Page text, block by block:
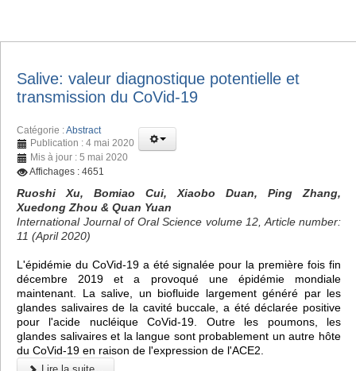
Salive: valeur diagnostique potentielle et
transmission du CoVid-19
Catégorie :Abstract
Publication : 4 mai 2020
Mis à jour : 5 mai 2020
Affichages : 4651
Ruoshi Xu, Bomiao Cui, Xiaobo Duan, Ping Zhang,
Xuedong Zhou & Quan Yuan
International Journal of Oral Science volume 12, Article number:
11 (April 2020)
L'épidémie du CoVid-19 a été signalée pour la première fois fin
décembre 2019 et a provoqué une épidémie mondiale
maintenant. La salive, un biofluide largement généré par les
glandes salivaires de la cavité buccale, a été déclarée positive
pour l'acide nucléique CoVid-19. Outre les poumons, les
glandes salivaires et la langue sont probablement un autre hôte
du CoVid-19 en raison de l'expression de l'ACE2.